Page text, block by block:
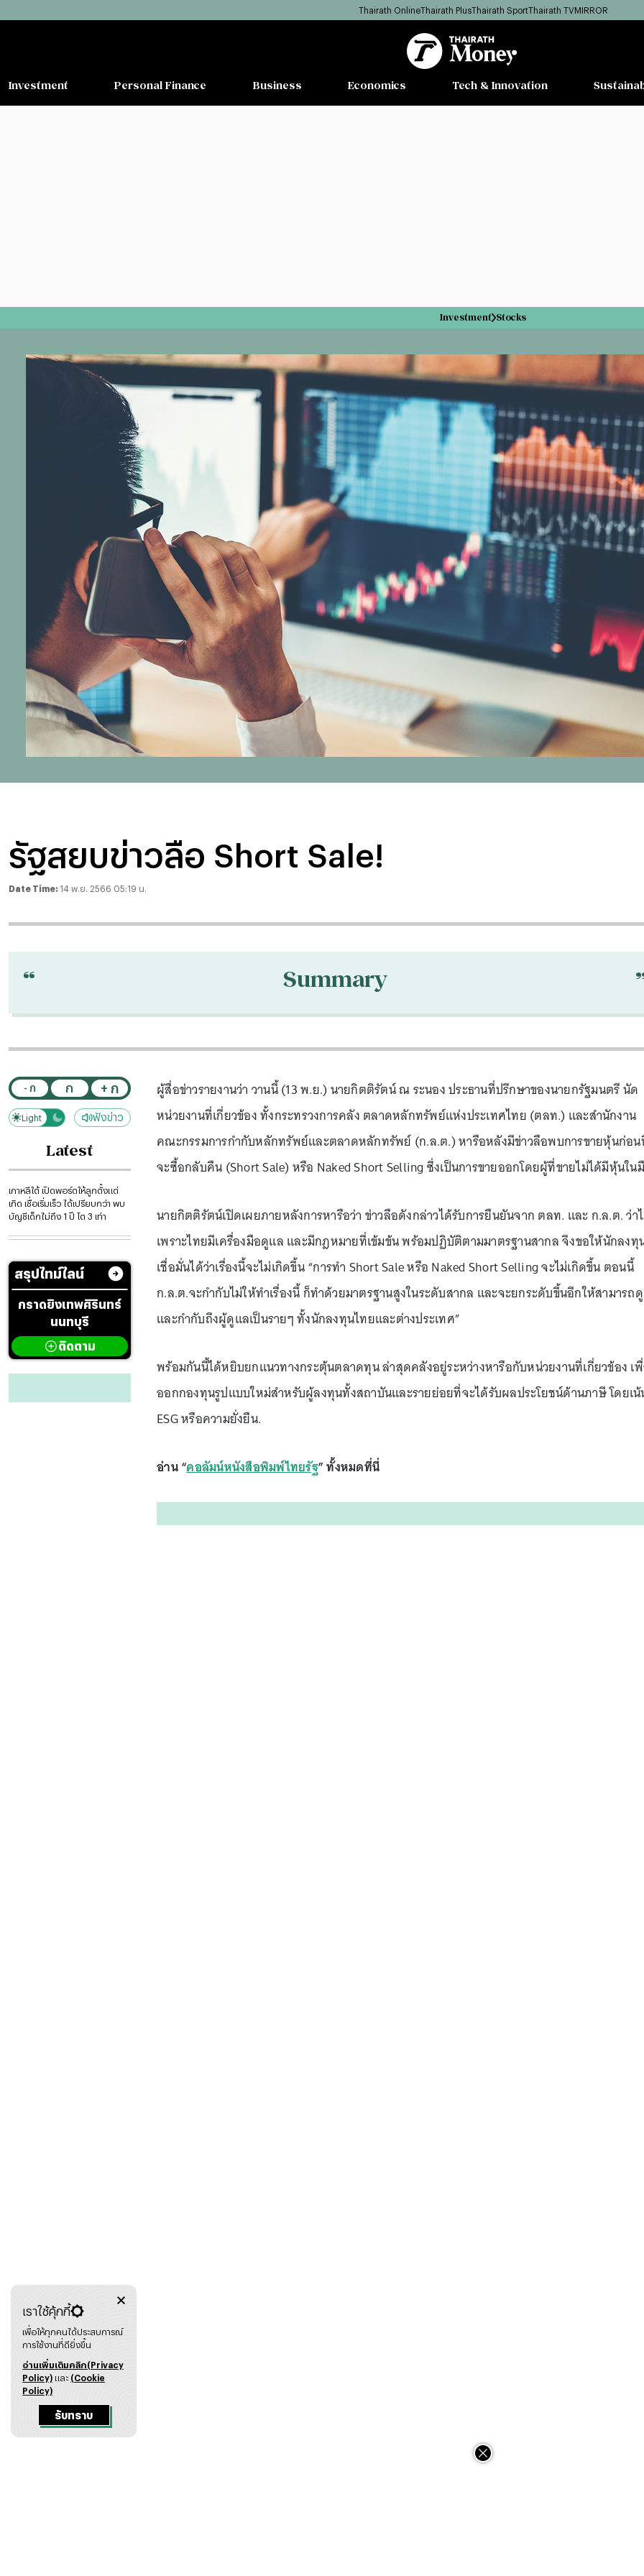
Thairath OnlineThairath PlusThairath SportThairath TVMIRROR
Investment Personal Finance Business Economics Tech & Innovation
Investment Stocks
รัฐสยบข่าวลือ Short Sale!
Date Time: 14 พ.ย. 2566 05:19 น.
“ Summary
- ก ก + ก
Dark
Light ฟังข่าว
Latest
เกาหลีใต้ เปิดพอร์ตให้ลูกตั้งแต่
เกิด เชื่อเริ่มเร็ว ได้เปรียบกว่า พบ
บัญชีเด็กไม่ถึง 1 ปี โต 3 เท่า
สรุปไทม์ไลน์
กราดยิงเทพศิรินทร์
นนทบุรี
ติดตาม
ผู้สื่อข่าวรายงานว่า วานนี้ (13 พ.ย.) นายกิตติรัตน์ ณ ระนอง ประธานที่ปรึกษาของนายกรัฐมนตรี นัด
หน่วยงานที่เกี่ยวข้อง ทั้งกระทรวงการคลัง ตลาดหลักทรัพย์แห่งประเทศไทย (ตลท.) และสำนักงาน
คณะกรรมการกำกับหลักทรัพย์และตลาดหลักทรัพย์ (ก.ล.ต.) หารือหลังมีข่าวลือพบการขายหุ้นก่อ
จะซื้อกลับคืน (Short Sale) หรือ Naked Short Selling ซึ่งเป็นการขายออกโดยผู้ที่ขายไม่ได้มีหุ้นใน
นายกิตติรัตน์เปิดเผยภายหลังการหารือว่า ข่าวลือดังกล่าวได้รับการยืนยันจาก ตลท. และ ก.ล.ต. ว่า
เพราะไทยมีเครื่องมือดูแล และมีกฎหมายที่เข้มข้น พร้อมปฏิบัติตามมาตรฐานสากล จึงขอให้นักลงทุ
เชื่อมั่นได้ว่าเรื่องนี้จะไม่เกิดขึ้น “การทำ Short Sale หรือ Naked Short Selling จะไม่เกิดขึ้น ตอนนี้
ก.ล.ต.จะกำกับไม่ให้ทำเรื่องนี้ ก็ทำด้วยมาตรฐานสูงในระดับสากล และจะยกระดับขึ้นอีกให้สามารถ
และกำกับถึงผู้ดูแลเป็นรายๆ ทั้งนักลงทุนไทยและต่างประเทศ”
พร้อมกันนี้ได้หยิบยกแนวทางกระตุ้นตลาดทุน ล่าสุดคลังอยู่ระหว่างหารือกับหน่วยงานที่เกี่ยวข้อง เ
ออกกองทุนรูปแบบใหม่สำหรับผู้ลงทุนทั้งสถาบันและรายย่อยที่จะได้รับผลประโยชน์ด้านภาษี โดยเ
ESG หรือความยั่งยืน.
อ่าน “คอลัมน์หนังสือพิมพ์ไทยรัฐ” ทั้งหมดที่นี่
เราใช้คุ้กกี้
เพื่อให้ทุกคนได้ประสบการณ์
การใช้งานที่ดียิ่งขึ้น
อ่านเพิ่มเติมคลิก(Privacy
Policy) และ (Cookie
Policy)
รับทราบ